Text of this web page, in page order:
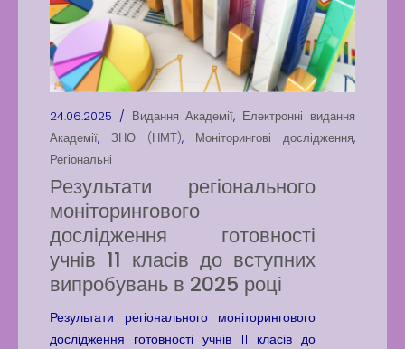
24.06.2025 / Видання Академії, Електронні видання
Академії, ЗНО (НМТ), Моніторингові дослідження,
Регіональні
Результати регіонального
моніторингового
дослідження готовності
учнів 11 класів до вступних
випробувань в 2025 році
Результати регіонального моніторингового
дослідження готовності учнів 11 класів до